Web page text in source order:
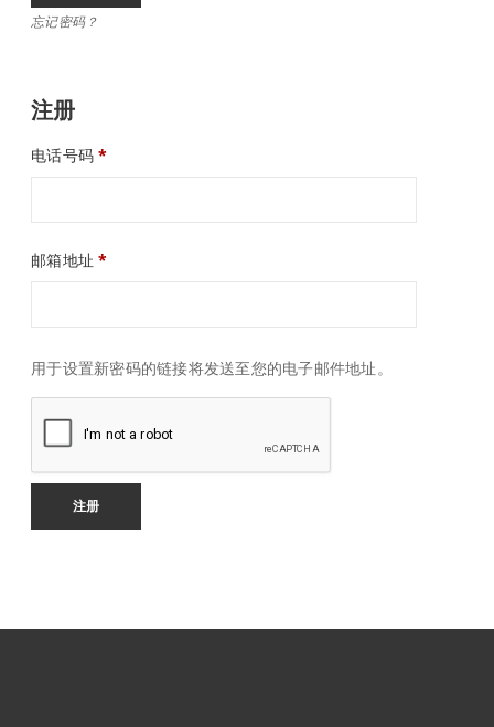
忘记密码？
注册
电话号码*
邮箱地址*
用于设置新密码的链接将发送至您的电子邮件地址。
注册